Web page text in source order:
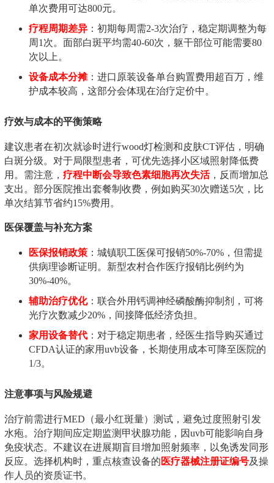
单次费用可达800元。
疗程周期差异 ：初期每周需2-3次治疗，稳定期调整为每
周1次。面部白斑平均需40-60次，躯干部位可能需要80
次以上。
设备成本分摊：进口原装设备单台购置费用超百万，维
护成本较高，这部分会体现在治疗定价中。
疗效与成本的平衡策略
建议患者在初次就诊时进行wood灯检测和皮肤CT评估，明确
白斑分级。对于局限型患者，可优先选择小区域照射降低费
用。需注意， 疗程中断会导致色素细胞再次失活，反而增加总
支出。部分医院推出套餐制收费，例如购买30次赠送5次，比
单次结算节省约15%费用。
医保覆盖与补充方案
医保报销政策 ：城镇职工医保可报销50%-70%，但需提
供病理诊断证明。新型农村合作医疗报销比例约为
30%-40%。
辅助治疗优化：联合外用钙调神经磷酸酶抑制剂，可将
光疗次数减少20%，间接降低经济负担。
家用设备替代 ：对于稳定期患者，经医生指导购买通过
CFDA认证的家用uvb设备，长期使用成本可降至医院的
1/3。
注意事项与风险规避
治疗前需进行MED（最小红斑量）测试，避免过度照射引发
水疱。治疗期间应定期监测甲状腺功能，因uvb可能影响自身
免疫状态。不建议在进展期盲目增加照射频率，以免诱发同形
反应。选择机构时，重点核查设备的 医疗器械注册证编号及操
作人员的资质证书。